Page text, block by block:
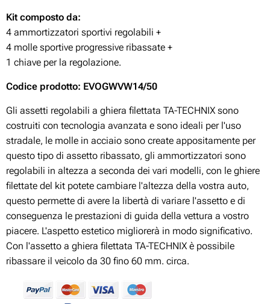
Kit composto da:
4 ammortizzatori sportivi regolabili +
4 molle sportive progressive ribassate +
1 chiave per la regolazione.
Codice prodotto: EVOGWVW14/50
Gli assetti regolabili a ghiera filettata TA-TECHNIX sono
costruiti con tecnologia avanzata e sono ideali per l'uso
stradale, le molle in acciaio sono create appositamente per
questo tipo di assetto ribassato, gli ammortizzatori sono
regolabili in altezza a seconda dei vari modelli, con le ghiere
filettate del kit potete cambiare l'altezza della vostra auto,
questo permette di avere la libertà di variare l'assetto e di
conseguenza le prestazioni di guida della vettura a vostro
piacere. L'aspetto estetico migliorerà in modo significativo.
Con l'assetto a ghiera filettata TA-TECHNIX è possibile
ribassare il veicolo da 30 fino 60 mm. circa.